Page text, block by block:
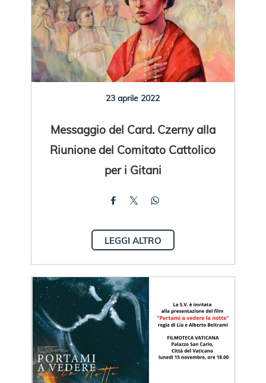
23 aprile 2022
Messaggio del Card. Czerny alla
Riunione del Comitato Cattolico
per i Gitani
LEGGI ALTRO